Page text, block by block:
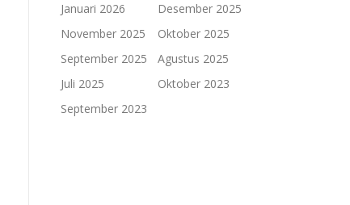
Januari 2026
Desember 2025
November 2025
Oktober 2025
September 2025
Agustus 2025
Juli 2025
Oktober 2023
September 2023